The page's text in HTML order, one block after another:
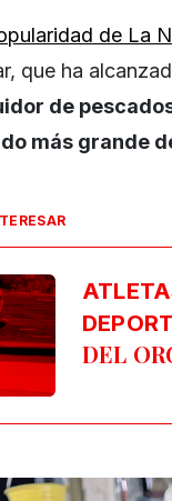
de La
que ha
de
más grande
DEL